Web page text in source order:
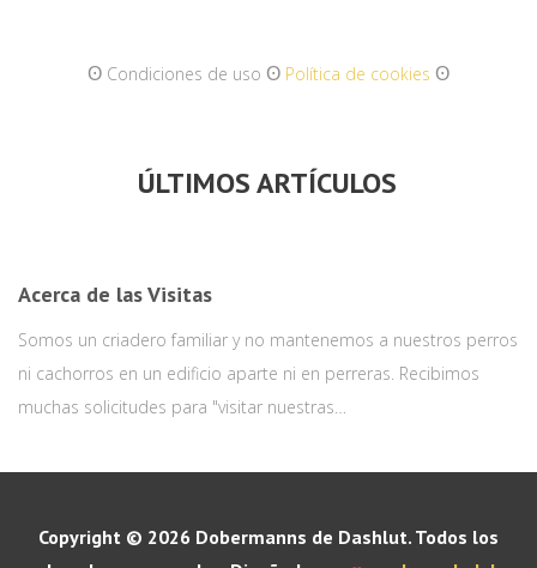
ʘ Condiciones de uso ʘ Política de cookies ʘ
ÚLTIMOS ARTÍCULOS
Acerca de las Visitas
Somos un criadero familiar y no mantenemos a nuestros perros
ni cachorros en un edificio aparte ni en perreras. Recibimos
muchas solicitudes para "visitar nuestras…
Copyright © 2026 Dobermanns de Dashlut. Todos los